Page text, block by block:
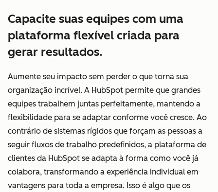
Capacite suas equipes com uma
plataforma flexível criada para
gerar resultados.
Aumente seu impacto sem perder o que torna sua
organização incrível. A HubSpot permite que grandes
equipes trabalhem juntas perfeitamente, mantendo a
flexibilidade para se adaptar conforme você cresce. Ao
contrário de sistemas rígidos que forçam as pessoas a
seguir fluxos de trabalho predefinidos, a plataforma de
clientes da HubSpot se adapta à forma como você já
colabora, transformando a experiência individual em
vantagens para toda a empresa. Isso é algo que os